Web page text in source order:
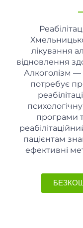
лікування
відновлення
Алкоголізм —
потребує
програми
пацієнтам
ефективні